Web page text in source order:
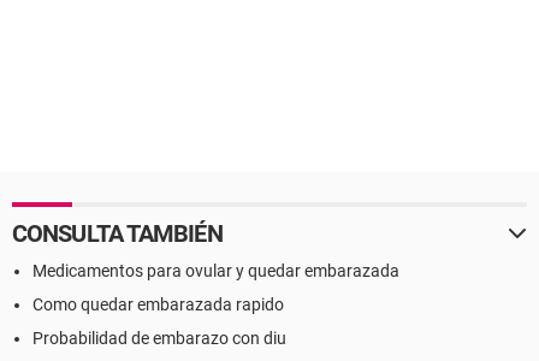
CONSULTA TAMBIÉN
Medicamentos para ovular y quedar embarazada
Como quedar embarazada rapido
Probabilidad de embarazo con diu